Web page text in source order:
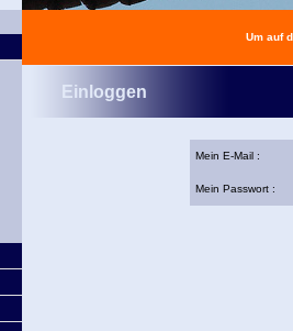
Um auf
Einloggen
Mein E-Mail :
Mein Passwort :